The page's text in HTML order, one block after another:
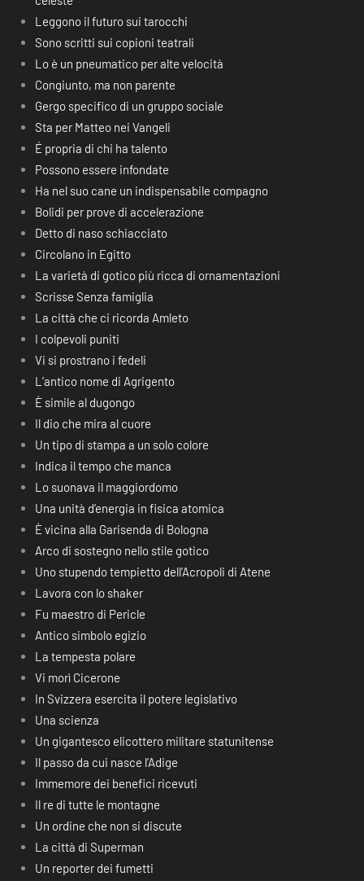
Leggono il futuro sui tarocchi
Sono scritti sui copioni teatrali
Lo è un pneumatico per alte velocità
Congiunto, ma non parente
Gergo specifico di un gruppo sociale
Sta per Matteo nei Vangeli
É propria di chi ha talento
Possono essere infondate
Ha nel suo cane un indispensabile compagno
Bolidi per prove di accelerazione
Detto di naso schiacciato
Circolano in Egitto
La varietà di gotico più ricca di ornamentazioni
Scrisse Senza famiglia
La città che ci ricorda Amleto
I colpevoli puniti
Vi si prostrano i fedeli
L’antico nome di Agrigento
È simile al dugongo
Il dio che mira al cuore
Un tipo di stampa a un solo colore
Indica il tempo che manca
Lo suonava il maggiordomo
Una unità d’energia in fisica atomica
È vicina alla Garisenda di Bologna
Arco di sostegno nello stile gotico
Uno stupendo tempietto dell’Acropoli di Atene
Lavora con lo shaker
Fu maestro di Pericle
Antico simbolo egizio
La tempesta polare
Vi morì Cicerone
In Svizzera esercita il potere legislativo
Una scienza
Un gigantesco elicottero militare statunitense
Il passo da cui nasce l’Adige
Immemore dei benefici ricevuti
Il re di tutte le montagne
Un ordine che non si discute
La città di Superman
Un reporter dei fumetti